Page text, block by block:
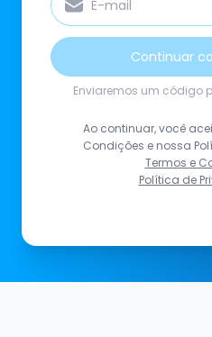
Continuar
Enviaremos um código
Ao continuar, você
Condições e nossa
Termos e
Política de